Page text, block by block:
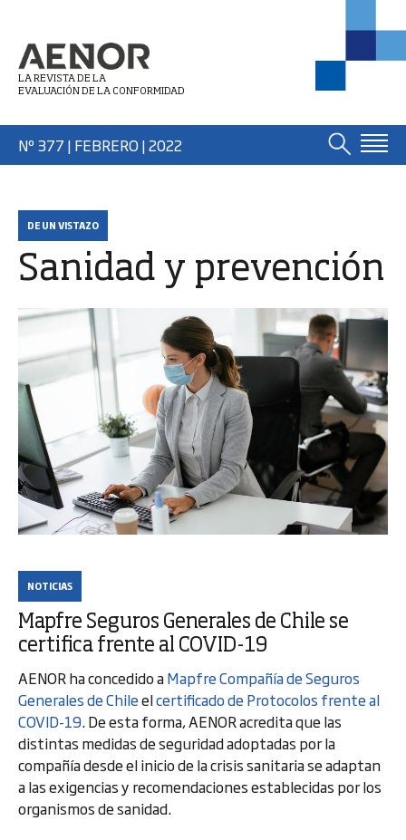
LA REVISTA DE LA
EVALUACIÓN DE LA CONFORMIDAD
Nº 377 | FEBRERO| 2022
DE UN VISTAZO
Sanidad y prevención
NOTICIAS
Mapfre Seguros Generales de Chile se
certifica frente al COVID-19
AENOR ha concedido aMapfre Compañía de Seguros
Generales de Chileelcertificado de Protocolos frente al
COVID-19. De esta forma, AENOR acredita que las
distintas medidas de seguridad adoptadas por la
compañía desde el inicio de la crisis sanitaria se adaptan
a las exigencias y recomendaciones establecidas por los
organismos de sanidad.